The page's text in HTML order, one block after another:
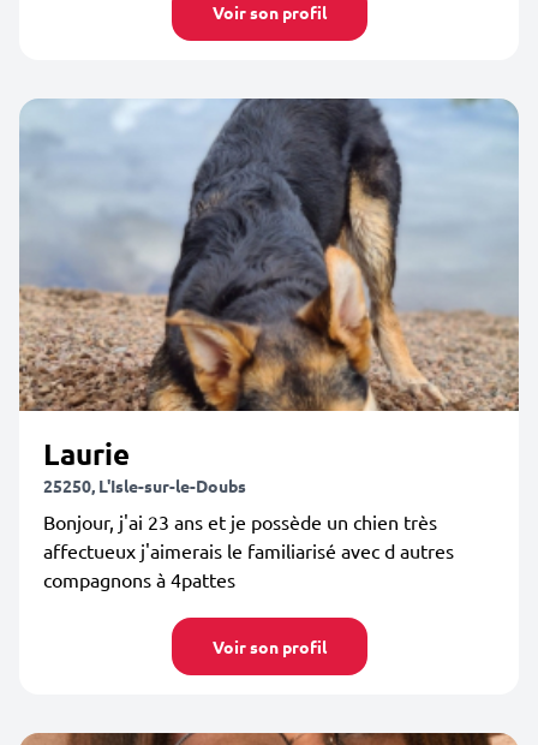
Voir son profil
Laurie
25250, L'Isle-sur-le-Doubs
Bonjour, j'ai 23 ans et je possède un chien très
affectueux j'aimerais le familiarisé avec d autres
compagnons à 4pattes
Voir son profil